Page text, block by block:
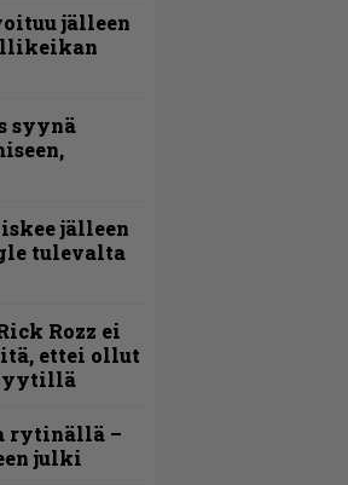
jälleen
syynä
jälleen
tulevalta
Rozz ei
ettei ollut
rytinällä –
julki